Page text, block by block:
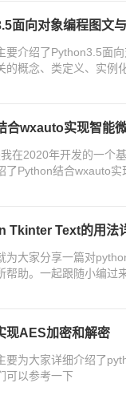
面向对象编程图文
要介绍了Python3.5面
的概念、类定义、实例
合wxauto实现智能
在2020年开发的一个
了Python结合wxauto
Tkinter Text的用法
为大家分享一篇对
帮助。一起跟随小编过
现AES加密和解密
要为大家详细介绍了
可以参考一下